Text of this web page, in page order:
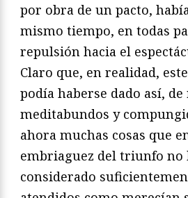
por obra de un pacto,
mismo tiempo, en todas
repulsión hacia el
Claro que, en realidad,
podía haberse dado así, de
meditabundos y
ahora muchas cosas que
embriaguez del triunfo no
considerado